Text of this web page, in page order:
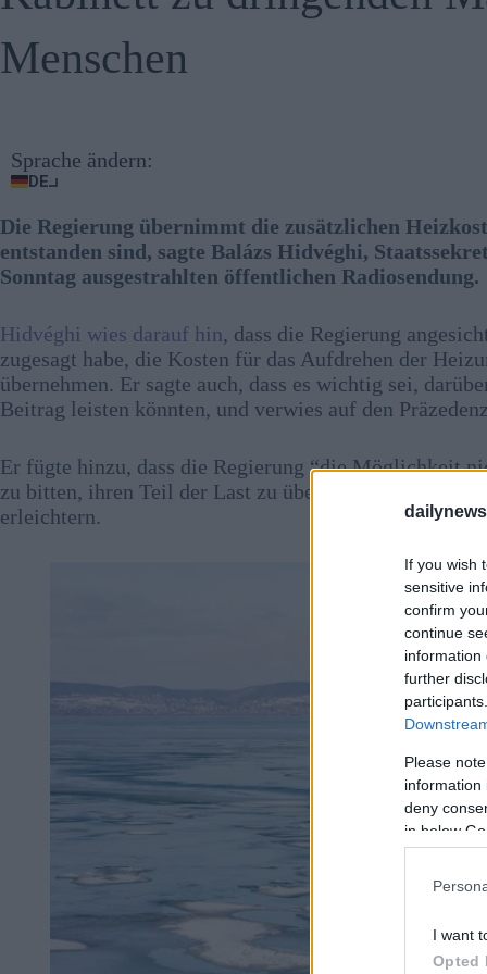
If you wish
sensitive
confirm
continue
information
further
Please
information
deny
in below
I want
Opted
Menschen
Sprache ändern:
DE
Die Regierung übernimmt die zusätzlichen
entstanden sind, sagte Balázs Hidvéghi,
Sonntag ausgestrahlten öffentlichen Radiosendung.
Hidvéghi wies darauf hin, dass die Regierung
zugesagt habe, die Kosten für das Aufdrehen der
übernehmen. Er sagte auch, dass es wichtig sei,
Beitrag leisten könnten, und verwies auf den
Er fügte hinzu, dass die Regierung “die Möglichkeit
zu bitten, ihren Teil der Last zu übernehmen und dazu
erleichtern.